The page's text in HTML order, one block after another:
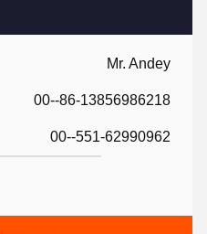
Mr. Andey
00--86-13856986218
00--551-62990962